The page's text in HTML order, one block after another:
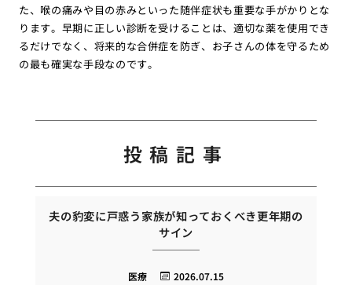
た、喉の痛みや目の赤みといった随伴症状も重要な手がかりとな
ります。早期に正しい診断を受けることは、適切な薬を使用でき
るだけでなく、将来的な合併症を防ぎ、お子さんの体を守るため
の最も確実な手段なのです。
投稿記事
夫の豹変に戸惑う家族が知っておくべき更年期の
サイン
2026.07.15
医療